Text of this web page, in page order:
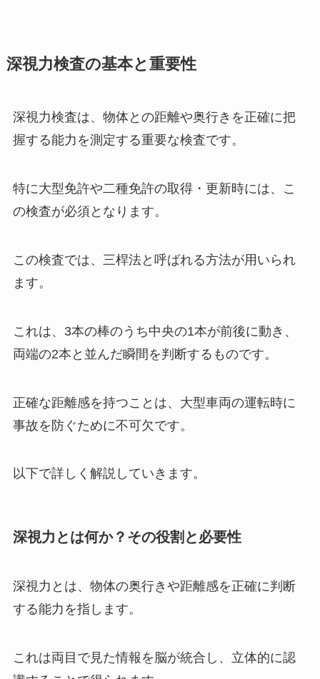
深視力検査の基本と重要性
深視力検査は、物体との距離や奥行きを正確に把
握する能力を測定する重要な検査です。
特に大型免許や二種免許の取得・更新時には、こ
の検査が必須となります。
この検査では、三桿法と呼ばれる方法が用いられ
ます。
これは、3本の棒のうち中央の1本が前後に動き、
両端の2本と並んだ瞬間を判断するものです。
正確な距離感を持つことは、大型車両の運転時に
事故を防ぐために不可欠です。
以下で詳しく解説していきます。
深視力とは何か？その役割と必要性
深視力とは、物体の奥行きや距離感を正確に判断
する能力を指します。
これは両目で見た情報を脳が統合し、立体的に認